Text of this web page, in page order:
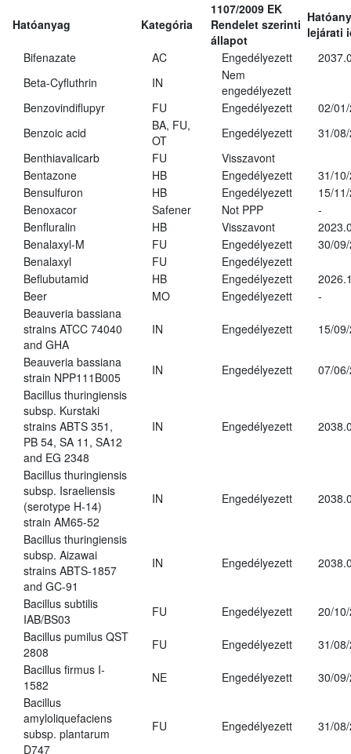
Hatóanyag Kategória
1107/2009 EK
Rendelet szerinti
állapot
lejárati
Bifenazate
AC Engedélyezett
Beta-Cyfluthrin
IN
Nem
engedélyezett
Benzovindiflupyr
FU Engedélyezett
02/
Benzoic acid
BA, FU,
OT
Engedélyezett
31/
Benthiavalicarb
FU
Visszavont
Bentazone
HB Engedélyezett
31/
Bensulfuron
HB Engedélyezett
15/
Benoxacor
Safener Not PPP
-
Benfluralin
HB Visszavont
Benalaxyl-M
FU Engedélyezett
30/
Benalaxyl
FU
Engedélyezett
Beflubutamid
HB Engedélyezett
Beer
MO Engedélyezett
-
Beauveria bassiana
strains ATCC 74040
and GHA
IN Engedélyezett 15/
Beauveria bassiana
strain NPP111B005
IN Engedélyezett
07/
Bacillus thuringiensis
subsp. Kurstaki
strains ABTS 351,
PB 54, SA 11, SA12
and EG 2348
IN Engedélyezett
Bacillus thuringiensis
subsp. Israeliensis
(serotype H-14)
strain AM65-52
IN Engedélyezett
Bacillus thuringiensis
subsp. Aizawai
strains ABTS-1857
and GC-91
IN Engedélyezett
Bacillus subtilis
IAB/BS03
FU Engedélyezett
20/
Bacillus pumilus QST
2808
FU Engedélyezett
31/
Bacillus firmus I-
1582
NE Engedélyezett
30/
Bacillus
amyloliquefaciens
subsp. plantarum
D747
FU Engedélyezett 31/